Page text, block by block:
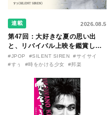
連載 2026.08.5
第47回：大好きな夏の思い出
と、リバイバル上映を鑑賞した
『時をかける少女』のおはなし
〜SILENT SIREN・すぅ『この
〇のはなし〜』
#JPOP #SILENT SIREN
#サイサイ
#すぅ
#時をかける少女 #邦楽